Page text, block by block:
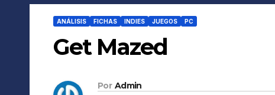
ANÁLISIS FICHAS INDIES JUEGOS PC
Get Mazed
Por Admin